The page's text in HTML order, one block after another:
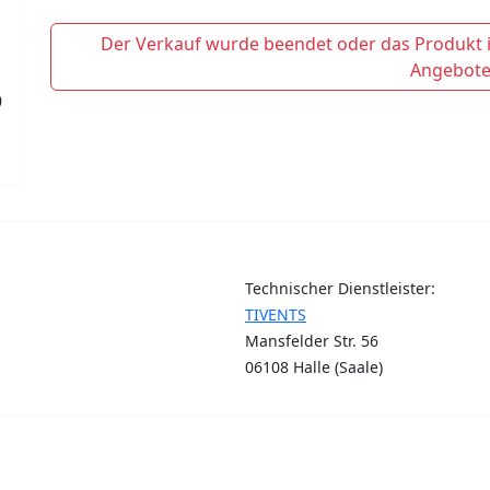
Der Verkauf wurde beendet oder das
Technischer Dienstleister:
TIVENTS
Mansfelder Str. 56
06108 Halle (Saale)